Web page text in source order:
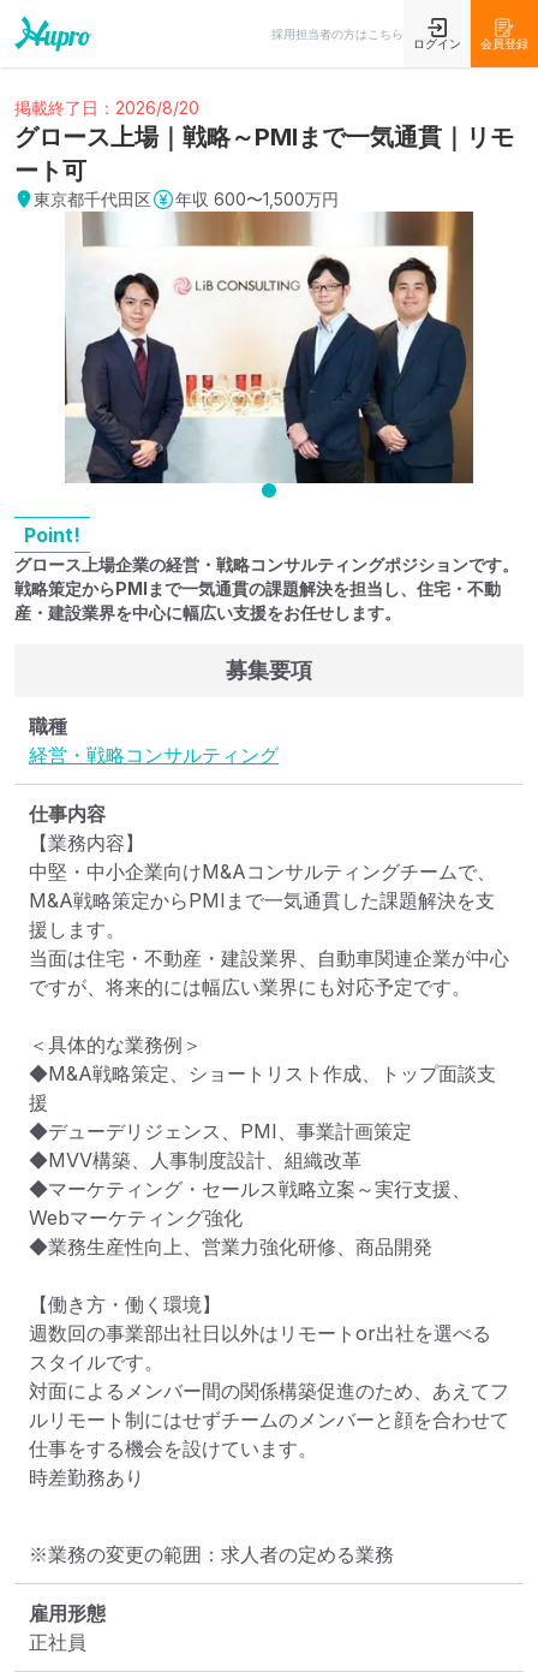
採用担当者の方はこちら
ログイン 会員登録
掲載終了日：2026/8/20
グロース上場｜戦略～PMIまで一気通貫｜リモ
ート可
東京都千代田区 年収 600〜1,500万円
Point!
グロース上場企業の経営・戦略コンサルティングポジションです。
戦略策定からPMIまで一気通貫の課題解決を担当し、住宅・不動
産・建設業界を中心に幅広い支援をお任せします。
募集要項
職種
経営・戦略コンサルティング
仕事内容
【業務内容】
中堅・中小企業向けM&Aコンサルティングチームで、
M&A戦略策定からPMIまで一気通貫した課題解決を支
援します。
当面は住宅・不動産・建設業界、自動車関連企業が中心
ですが、将来的には幅広い業界にも対応予定です。
＜具体的な業務例＞
◆M&A戦略策定、ショートリスト作成、トップ面談支
援
◆デューデリジェンス、PMI、事業計画策定
◆MVV構築、人事制度設計、組織改革
◆マーケティング・セールス戦略立案～実行支援、
Webマーケティング強化
◆業務生産性向上、営業力強化研修、商品開発
【働き方・働く環境】
週数回の事業部出社日以外はリモートor出社を選べる
スタイルです。
対面によるメンバー間の関係構築促進のため、あえてフ
ルリモート制にはせずチームのメンバーと顔を合わせて
仕事をする機会を設けています。
時差勤務あり
※業務の変更の範囲：求人者の定める業務
雇用形態
正社員